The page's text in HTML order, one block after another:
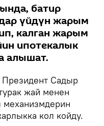
батир
үйдүн жарым
калган жарым
ипотекалык
алышат.
Президент Садыр
жай менен
механизмдерин
кол койду.